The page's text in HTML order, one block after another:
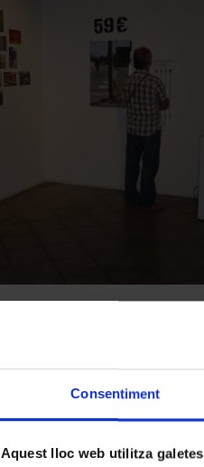
Consentiment
Aquest lloc web utilitza galetes